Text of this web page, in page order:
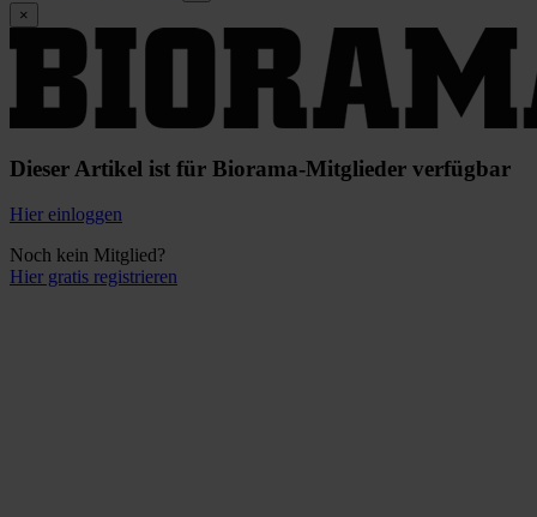
×
Dieser Artikel ist für Biorama-Mitglieder verfügbar
Hier einloggen
Noch kein Mitglied?
Hier gratis registrieren